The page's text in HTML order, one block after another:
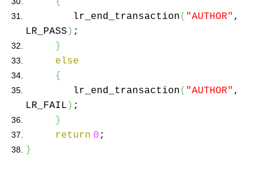
lr_end_transaction( "AUTHOR" ,
LR_PASS ) ;
}
else
{
lr_end_transaction( "AUTHOR" ,
LR_FAIL ) ;
}
return 0 ;
}